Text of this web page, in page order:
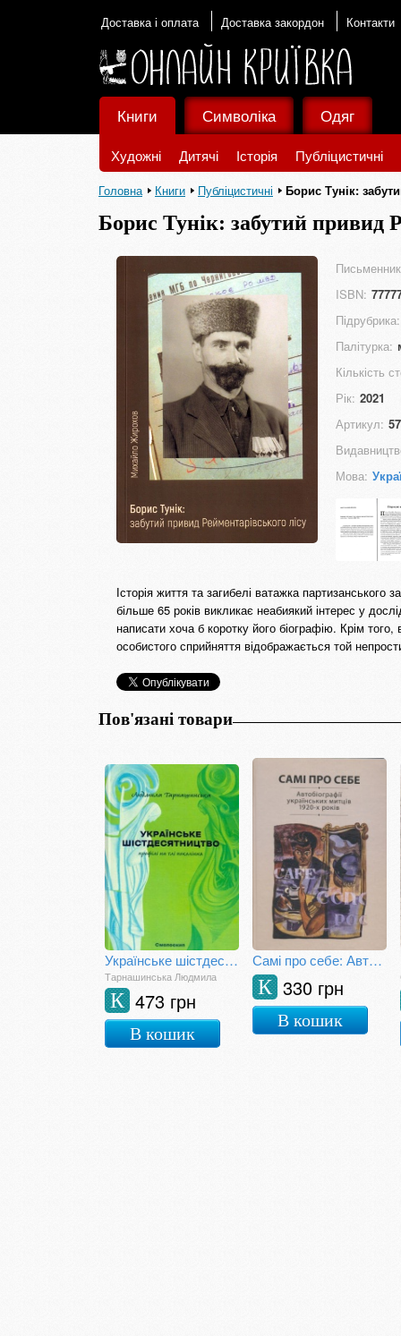
Доставка і оплата Доставка закордон Контакти
Книги
Художні Дитячі Історія Публіцистичні
Символіка Одяг
Головна Книги Публіцистичні Борис Тунік:
Борис Тунік: забутий привид
ISBN:
Підрубрика:
Палітурка:
Кількість
Рік: 2021
Артикул:
Мова:
Історія життя та загибелі ватажка партизанського
більше 65 років викликає неабиякий інтерес у
написати хоча б коротку його біографію. Крім
особистого сприйняття відображається той
Пов'язані товари
Українське шістдесятництво: профілі на тлі покоління
Тарнашинська Людмила
473 грн
К
В кошик
Самі про себе: Автобіографії українських митців 1920-х
330 грн
К
В кошик